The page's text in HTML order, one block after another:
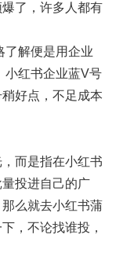
了，许多人都有
了解便是用企业
小红书企业蓝V号
好点，不足成本
而是指在小红书
投进自己的广
么就去小红书蒲
，不论找谁投，